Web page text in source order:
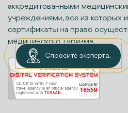
аккредитованными
учреждениями, все из которых
сертификаты на право
медицинского туризма.
Спросите эксперта.